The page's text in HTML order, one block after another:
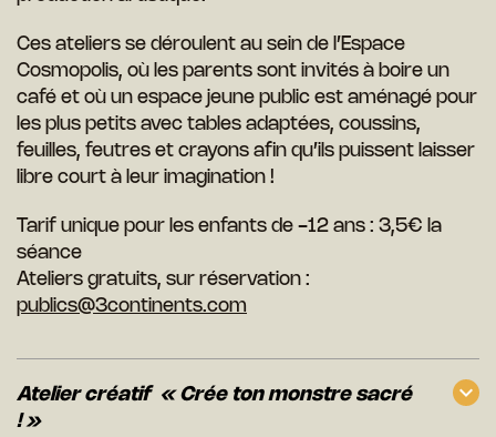
Ces ateliers se déroulent au sein de l’Espace
Cosmopolis, où les parents sont invités à boire un
café et où un espace jeune public est aménagé pour
les plus petits avec tables adaptées, coussins,
feuilles, feutres et crayons afin qu’ils puissent laisser
libre court à leur imagination !
Tarif unique pour les enfants de -12 ans : 3,5€ la
séance
Ateliers gratuits, sur réservation :
publics@3continents.com
Atelier créatif « Crée ton monstre sacré
! »